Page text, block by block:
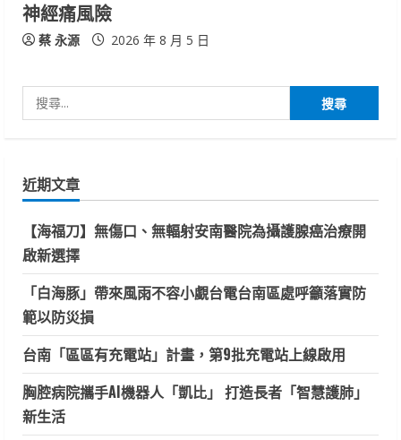
神經痛風險
蔡 永源 2026 年 8 月 5 日
尋
字:
近期文章
【海福刀】無傷口、無輻射安南醫院為攝護腺癌治療開
啟新選擇
「白海豚」帶來風雨不容小覷台電台南區處呼籲落實防
範以防災損
台南「區區有充電站」計畫，第9批充電站上線啟用
胸腔病院攜手AI機器人「凱比」 打造長者「智慧護肺」
新生活